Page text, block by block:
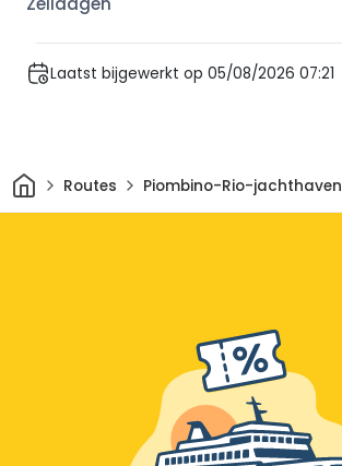
Laatst bijgewerkt op 05/08/2026 07:21
ThuisRoutes Piombino-Rio-jachthaven